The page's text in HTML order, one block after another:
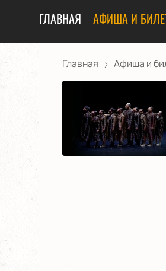
ГЛАВНАЯ АФИША И
Главная Афиша и